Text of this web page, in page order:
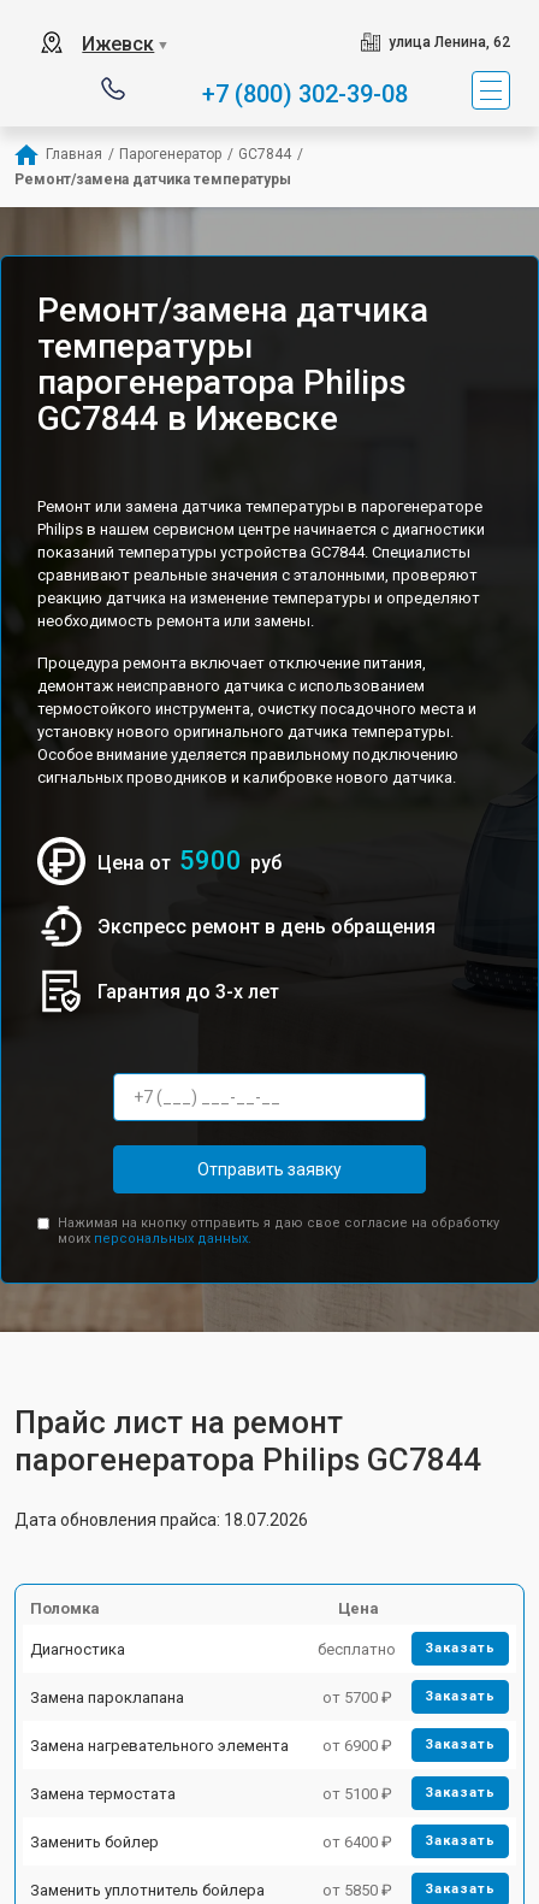
Ижевск ▼ улица Ленина, 62
+7 (800) 302-39-08
Главная / Парогенератор / GC7844 /
Ремонт/замена датчика температуры
Ремонт/замена датчика
температуры
парогенератора Philips
GC7844 в Ижевске
Ремонт или замена датчика температуры в парогенераторе
Philips в нашем сервисном центре начинается с диагностики
показаний температуры устройства GC7844. Специалисты
сравнивают реальные значения с эталонными, проверяют
реакцию датчика на изменение температуры и определяют
необходимость ремонта или замены.
Процедура ремонта включает отключение питания,
демонтаж неисправного датчика с использованием
термостойкого инструмента, очистку посадочного места и
установку нового оригинального датчика температуры.
Особое внимание уделяется правильному подключению
сигнальных проводников и калибровке нового датчика.
Цена от 5900 руб
Экспресс ремонт в день обращения
Гарантия до 3-х лет
Отправить заявку
Нажимая на кнопку отправить я даю свое согласие на обработку
моих персональных данных.
Прайс лист на ремонт
парогенератора Philips GC7844
Дата обновления прайса: 18.07.2026
Поломка Цена
Диагностика бесплатно Заказать
Замена пароклапана от 5700 ₽ Заказать
Замена нагревательного элемента от 6900 ₽ Заказать
Замена термостата от 5100 ₽ Заказать
Заменить бойлер от 6400 ₽ Заказать
Заменить уплотнитель бойлера от 5850 ₽ Заказать